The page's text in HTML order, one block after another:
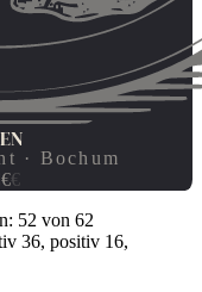
· Bochum
€€
52 von 62
36, positiv 16,